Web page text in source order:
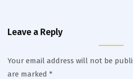
Leave a Reply
Your email address will not be
are marked *